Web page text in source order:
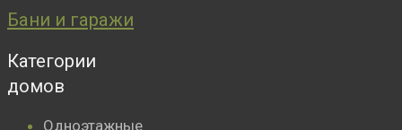
Бани и гаражи
Категории
домов
Одноэтажные